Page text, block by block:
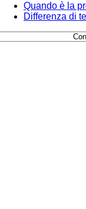
Quando è la
Differenza di